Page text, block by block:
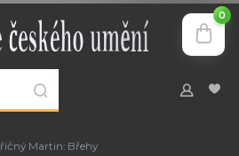
0
Martin: Břehy